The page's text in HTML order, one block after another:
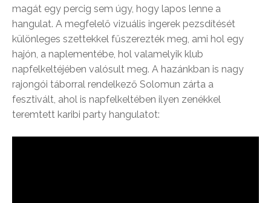
magát egy percig sem úgy, hogy lapos lenne a
hangulat. A megfelelő vizuális ingerek pezsdítését
különleges szettekkel fűszerezték meg, ami hol egy
hajón, a naplementébe, hol valamelyik klub
napfelkeltéjében valósult meg. A hazánkban is nagy
rajongói táborral rendelkező Solomun zárta a
fesztivált, ahol is napfelkeltében ilyen zenékkel
teremtett karibi party hangulatot: